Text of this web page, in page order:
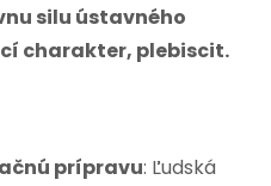
silu ústavného
charakter, plebiscit.
prípravu: Ľudská